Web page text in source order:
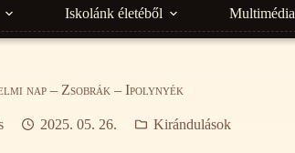
Iskolánk életéből Multimédia
nap – Zsobrák – Ipolynyék
2025. 05. 26. Kirándulások